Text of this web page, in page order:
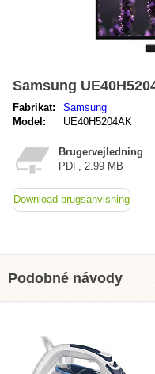
Samsung
Fabrikat:
Samsung
Model:
UE40H5204AK
Brugervejledning
PDF, 2.99 MB
Download brugsanvisning
Podobné návody